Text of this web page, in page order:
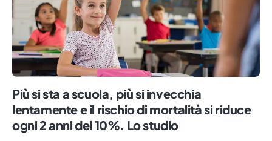
Più si sta a scuola, più si invecchia
lentamente e il rischio di mortalità si riduce
ogni 2 anni del 10%. Lo studio